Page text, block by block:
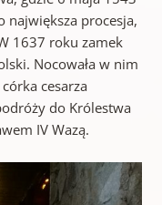
największa procesja,
1637 roku zamek
Nocowała w nim
cesarza
do Królestwa
IV Wazą.